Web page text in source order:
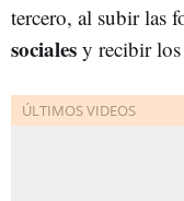
tercero, al subir las
sociales y recibir los